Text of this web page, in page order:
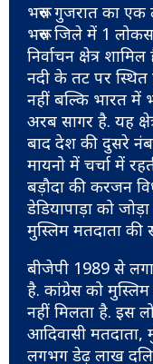
भरूच गुजरात का एक
भरूच जिले में 1
निर्वाचन क्षेत्र
नदी के तट पर स्थित
नहीं बल्कि भारत में
अरब सागर है. यह
बाद देश की दुसरे
मायनो में चर्चा में
बड़ौदा की करजन
डेडियापाड़ा को
मुस्लिम मतदाता की
बीजेपी 1989 से
है. कांग्रेस को
नहीं मिलता है. इस
आदिवासी
लगभग डेढ़ लाख